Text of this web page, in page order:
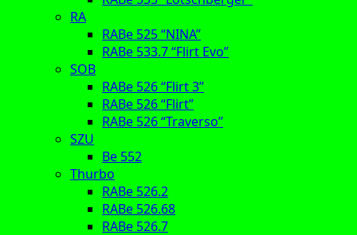
RA
RABe 525 “NINA”
RABe 533.7 “Flirt Evo”
SOB
RABe 526 “Flirt 3”
RABe 526 “Flirt”
RABe 526 “Traverso”
SZU
Be 552
Thurbo
RABe 526.2
RABe 526.68
RABe 526.7